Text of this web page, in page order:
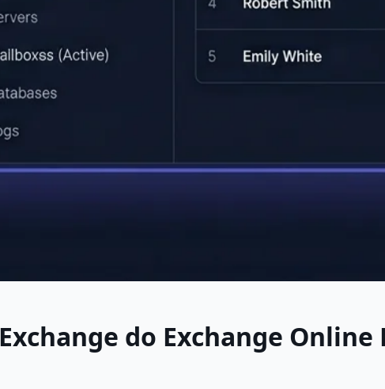
do Exchange